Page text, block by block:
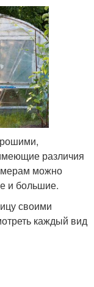
различия
можно
и большие.
своими
каждый вид